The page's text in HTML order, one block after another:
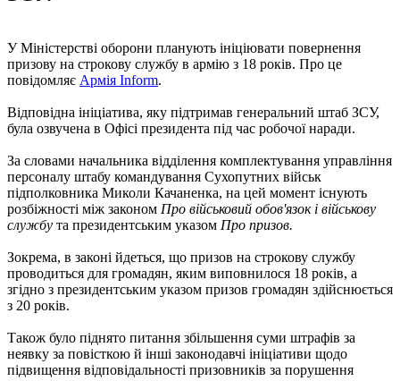
У Міністерстві оборони планують ініціювати повернення
призову на строкову службу в армію з 18 років. Про це
повідомляє Армія Inform.
Відповідна ініціатива, яку підтримав генеральний штаб ЗСУ,
була озвучена в Офісі президента під час робочої наради.
За словами начальника відділення комплектування управління
персоналу штабу командування Сухопутних військ
підполковника Миколи Качаненка, на цей момент існують
розбіжності між законом Про військовий обов'язок і військову
службу та президентським указом Про призов.
Зокрема, в законі йдеться, що призов на строкову службу
проводиться для громадян, яким виповнилося 18 років, а
згідно з президентським указом призов громадян здійснюється
з 20 років.
Також було піднято питання збільшення суми штрафів за
неявку за повісткою й інші законодавчі ініціативи щодо
підвищення відповідальності призовників за порушення